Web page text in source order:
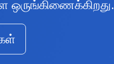
ஒருங்கிணைக்கிறது.